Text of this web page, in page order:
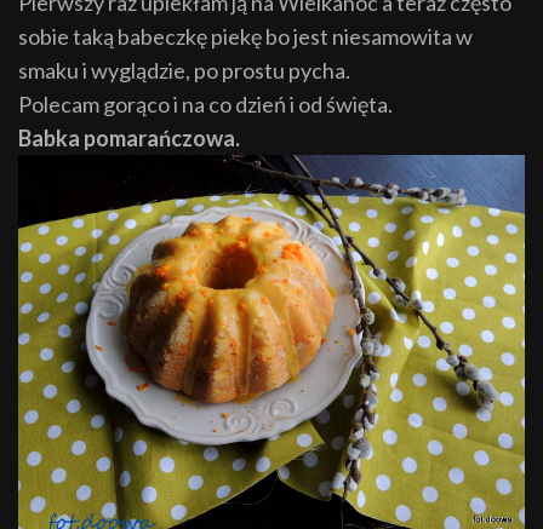
sobie taką babeczkę piekę bo jest niesamowita w
smaku i wyglądzie, po prostu pycha.
Polecam gorąco i na co dzień i od święta.
Babka pomarańczowa.